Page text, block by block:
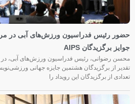
حضور رئیس فدراسیون ورزش‌های آبی در
جوایز برگزیدگان AIPS
محسن رضوانی، رئیس فدراسیون ورزش‌های آبی، در
تعدادی از برگزیدگان این رویداد را